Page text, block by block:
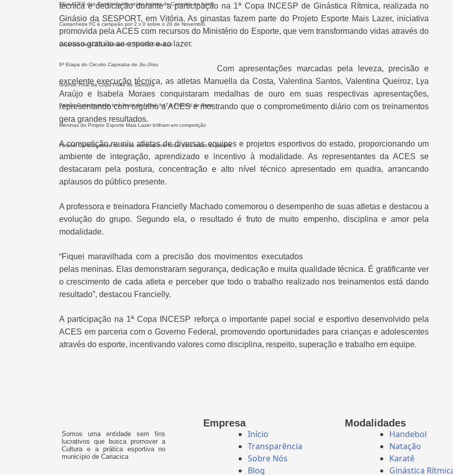
Taça ACES das Comunidades reúne bairros de Cariacica no futsal
Castanheira FC é campeão por 2 x 0 sobre o 20 de Novembro.
Ginastas da ACES estreiam no Torneio Estadual
6ª Etapa do Circuito Capixaba de Jiu-Jítsu
Grande Final da Copa Porto de Santana
Paixão Cariaciquense terá finais de futsal, fut7 e Festival de Base
Meninas do Projeto Esporte Mais Lazer brilham em competição
Futebol Cariaciquense no fim de semana com futsal para todas as idades
técnica e dedicação durante a participação na 1ª Copa INCESP de Ginástica Rítmica, realizada no
Ginásio da SESPORT, em Vitória. As ginastas fazem parte do Projeto Esporte Mais Lazer, iniciativa
promovida pela ACES com recursos do Ministério do Esporte, que vem transformando vidas através do
acesso gratuito ao esporte e ao lazer.
Com apresentações marcadas pela leveza, precisão e
excelente execução técnica, as atletas Manuella da Costa, Valentina Santos, Valentina Queiroz, Lya
Araújo e Isabela Moraes conquistaram medalhas de ouro em suas respectivas apresentações,
representando com orgulho a ACES e mostrando que o comprometimento diário com os treinamentos
gera grandes resultados.
A competição reuniu atletas de diversas equipes e projetos esportivos do estado, proporcionando um
ambiente de integração, aprendizado e incentivo à modalidade. As representantes da ACES se
destacaram pela postura, concentração e alto nível técnico apresentado em quadra, arrancando
aplausos do público presente.
A professora e treinadora Francielly Machadocomemorou o desempenho de suas atletas e destacou a
evolução do grupo. Segundo ela, o resultado é fruto de muito empenho, disciplina e amor pela
modalidade.
“Fiquei maravilhada com a precisão dos movimentos executados
pelas meninas. Elas demonstraram segurança, dedicação e muita qualidade técnica. É gratificante ver
o crescimento de cada atleta e perceber que todo o trabalho realizado nos treinamentos está dando
resultado”, destacou Francielly.
A participação na 1ª Copa INCESP reforça o importante papel social e esportivo desenvolvido pela
ACES em parceria com o Governo Federal, promovendo oportunidades para crianças e adolescentes
através do esporte, incentivando valores como disciplina, respeito, superação e trabalho em equipe.
Somos uma entidade sem fins
lucrativos que busca promover a
Cultura e a prática esportiva no
município de Cariacica
Empresa
Início
Transparência
Sobre Nós
Blog
Modalidades
Handebol
Natação
Karatê
Ginástica